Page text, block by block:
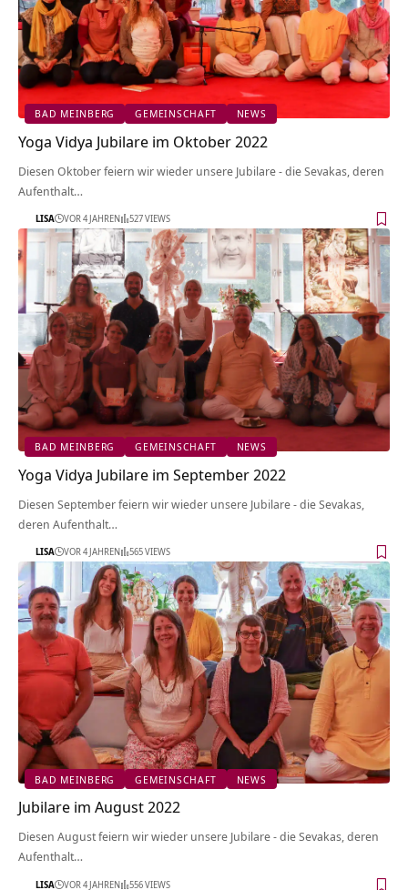
BAD MEINBERG GEMEINSCHAFT NEWS
Yoga Vidya Jubilare im Oktober 2022
Diesen Oktober feiern wir wieder unsere Jubilare - die Sevakas, deren
Aufenthalt…
LISA VOR 4 JAHREN 527 VIEWS
BAD MEINBERG GEMEINSCHAFT NEWS
Yoga Vidya Jubilare im September 2022
Diesen September feiern wir wieder unsere Jubilare - die Sevakas,
deren Aufenthalt…
LISA VOR 4 JAHREN 565 VIEWS
BAD MEINBERG GEMEINSCHAFT NEWS
Jubilare im August 2022
Diesen August feiern wir wieder unsere Jubilare - die Sevakas, deren
Aufenthalt…
LISA VOR 4 JAHREN 556 VIEWS